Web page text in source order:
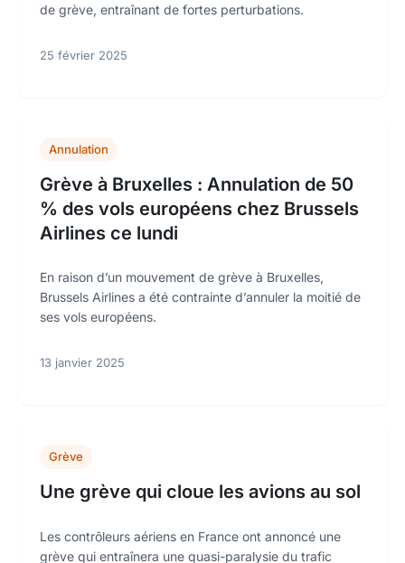
de grève, entraînant de fortes perturbations.
25 février 2025
Annulation
Grève à Bruxelles : Annulation de 50
% des vols européens chez Brussels
Airlines ce lundi
En raison d’un mouvement de grève à Bruxelles,
Brussels Airlines a été contrainte d’annuler la moitié de
ses vols européens.
13 janvier 2025
Grève
Une grève qui cloue les avions au sol
Les contrôleurs aériens en France ont annoncé une
grève qui entraînera une quasi-paralysie du trafic